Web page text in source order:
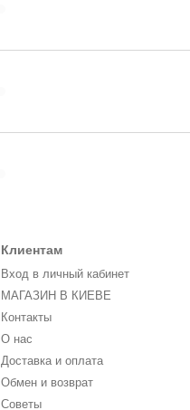
Клиентам
Вход в личный кабинет
МАГАЗИН В КИЕВЕ
Контакты
О нас
Доставка и оплата
Обмен и возврат
Советы